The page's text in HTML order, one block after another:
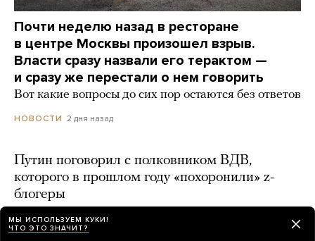
Почти неделю назад в ресторане
в центре Москвы произошел взрыв.
Власти сразу назвали его терактом —
и сразу же перестали о нем говорить
Вот какие вопросы до сих пор остаются без ответов
НОВОСТИ 2 дня назад
Путин поговорил с полковником ВДВ,
которого в прошлом году «похоронили» z-
блогеры
2 дня назад
МЫ ИСПОЛЬЗУЕМ КУКИ!
ЧТО ЭТО ЗНАЧИТ?